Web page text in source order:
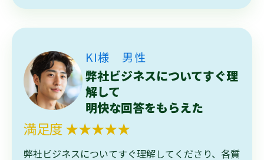
KI様 男性
弊社ビジネスについてすぐ理
解して
明快な回答をもらえた
満足度 ★★★★★
弊社ビジネスについてすぐ理解してくださり、各質